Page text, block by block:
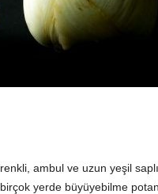
ambul ve uzun yeşil
yerde büyüyebilme